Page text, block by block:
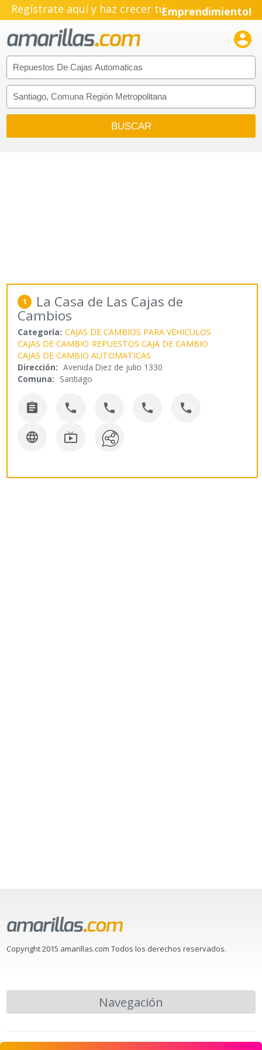
Regístrate aquí y haz crecer tuEmprendimiento!

1 La Casa de Las Cajas de
Cambios
Categoría: CAJAS DE CAMBIOS PARA VEHICULOS
CAJAS DE CAMBIO REPUESTOS CAJA DE CAMBIO
CAJAS DE CAMBIO AUTOMATICAS
Dirección: Avenida Diez de julio 1330
Comuna: Santiago
    
 
Copyright 2015 amarillas.com Todos los derechos reservados.
Navegación